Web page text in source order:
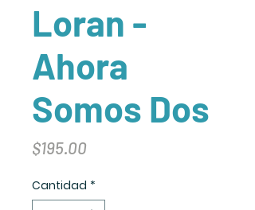
Loran -
Ahora
Somos Dos
$195.00
Cantidad *